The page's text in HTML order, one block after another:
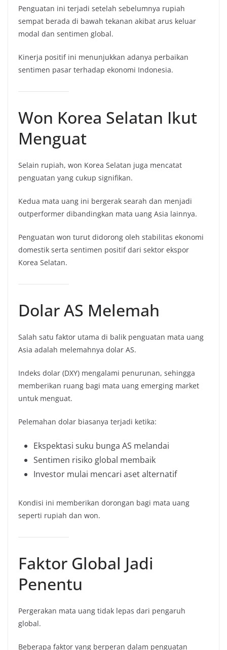
Penguatan ini terjadi setelah sebelumnya rupiah
sempat berada di bawah tekanan akibat arus keluar
modal dan sentimen global.
Kinerja positif ini menunjukkan adanya perbaikan
sentimen pasar terhadap ekonomi Indonesia.
Won Korea Selatan Ikut
Menguat
Selain rupiah, won Korea Selatan juga mencatat
penguatan yang cukup signifikan.
Kedua mata uang ini bergerak searah dan menjadi
outperformer dibandingkan mata uang Asia lainnya.
Penguatan won turut didorong oleh stabilitas ekonomi
domestik serta sentimen positif dari sektor ekspor
Korea Selatan.
Dolar AS Melemah
Salah satu faktor utama di balik penguatan mata uang
Asia adalah melemahnya dolar AS.
Indeks dolar (DXY) mengalami penurunan, sehingga
memberikan ruang bagi mata uang emerging market
untuk menguat.
Pelemahan dolar biasanya terjadi ketika:
Ekspektasi suku bunga AS melandai
Sentimen risiko global membaik
Investor mulai mencari aset alternatif
Kondisi ini memberikan dorongan bagi mata uang
seperti rupiah dan won.
Faktor Global Jadi
Penentu
Pergerakan mata uang tidak lepas dari pengaruh
global.
Beberapa faktor yang berperan dalam penguatan